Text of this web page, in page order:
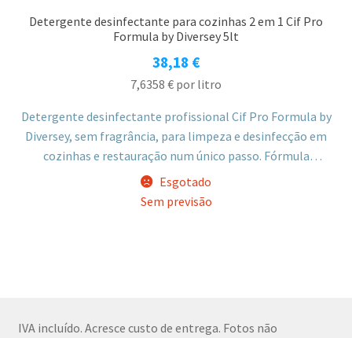
Detergente desinfectante para cozinhas 2 em 1 Cif Pro
Formula by Diversey 5lt
38,18 €
7,6358 € por litro
Detergente desinfectante profissional Cif Pro Formula by
Diversey, sem fragrância, para limpeza e desinfecção em
cozinhas e restauração num único passo. Fórmula
concentrada eficaz contra diversos microrganismos,
indicada para pavimentos, bancadas, tábuas de corte e
Esgotado
Sem previsão
IVA incluído. Acresce custo de entrega. Fotos não